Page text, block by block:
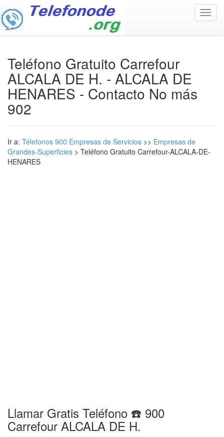
Teléfono Gratuito Carrefour
ALCALA DE H. - ALCALA DE
HENARES - Contacto No más
902
Ir a: Télefonos 900 Empresas de Servicios >> Empresas de
Grandes-Superficies > Teléfono Gratuito Carrefour-ALCALA-DE-
HENARES
Llamar Gratis Teléfono ☎️ 900
Carrefour ALCALA DE H.